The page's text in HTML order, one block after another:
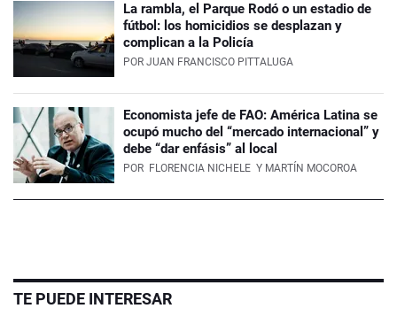
La rambla, el Parque Rodó o un estadio de
fútbol: los homicidios se desplazan y
complican a la Policía
POR JUAN FRANCISCO PITTALUGA
Economista jefe de FAO: América Latina se
ocupó mucho del “mercado internacional” y
debe “dar enfásis” al local
POR FLORENCIA NICHELE Y MARTÍN MOCOROA
TE PUEDE INTERESAR